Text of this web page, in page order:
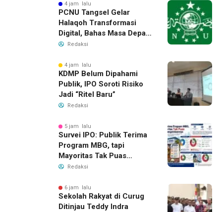
4 jam lalu
PCNU Tangsel Gelar
Halaqoh Transformasi
Digital, Bahas Masa Depan
NU di Era Disrupsi
Redaksi
4 jam lalu
KDMP Belum Dipahami
Publik, IPO Soroti Risiko
Jadi “Ritel Baru”
Redaksi
5 jam lalu
Survei IPO: Publik Terima
Program MBG, tapi
Mayoritas Tak Puas
dengan Pengelolaannya
Redaksi
6 jam lalu
Sekolah Rakyat di Curug
Ditinjau Teddy Indra